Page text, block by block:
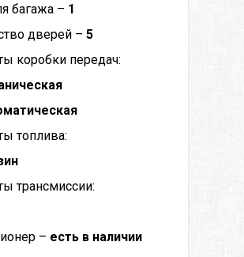
багажа – 1
дверей – 5
коробки передач:
топлива:
трансмиссии:
– есть в наличии